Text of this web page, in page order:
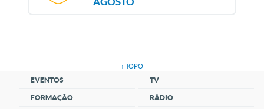
↑ TOPO
EVENTOS
FORMAÇÃO
TV
RÁDIO